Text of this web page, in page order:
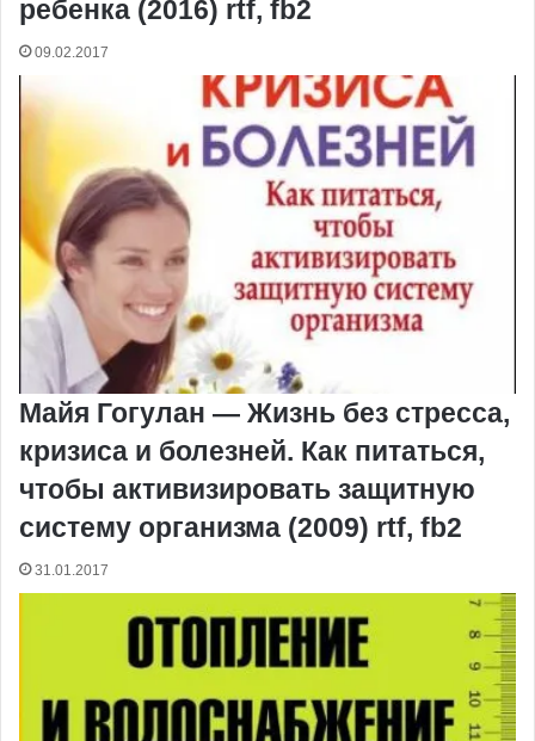
ребенка (2016) rtf, fb2
09.02.2017
Майя Гогулан — Жизнь без стресса,
кризиса и болезней. Как питаться,
чтобы активизировать защитную
систему организма (2009) rtf, fb2
31.01.2017